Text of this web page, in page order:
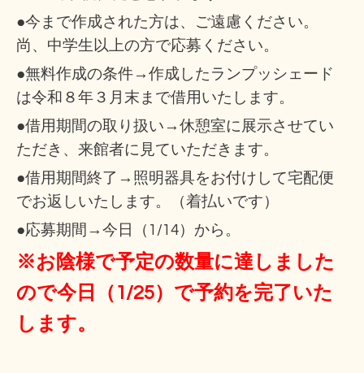
●今まで作成された方は、ご遠慮ください。
尚、中学生以上の方で応募ください。
●無料作成の条件→作成したランプッシェード
は令和８年３月末まで借用いたします。
●借用期間の取り扱い→休憩室に展示させてい
ただき、来館者に見ていただきます。
●借用期間終了→照明器具をお付けして宅配便
でお返しいたします。（着払いです）
●応募期間→今日（1/14）から。
※お陰様で予定の数量に達しました
ので今日（1/25）で予約を完了いた
します。